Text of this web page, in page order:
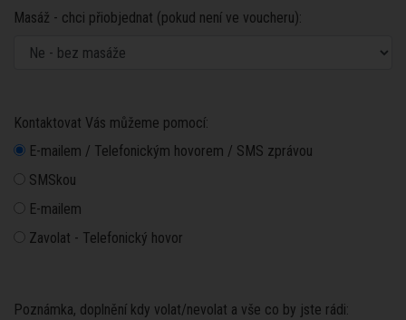
Masáž - chci přiobjednat (pokud není ve voucheru):
Kontaktovat Vás můžeme pomocí:
E-mailem / Telefonickým hovorem / SMS zprávou
SMSkou
E-mailem
Zavolat - Telefonický hovor
Poznámka, doplnění kdy volat/nevolat a vše co by jste rádi: